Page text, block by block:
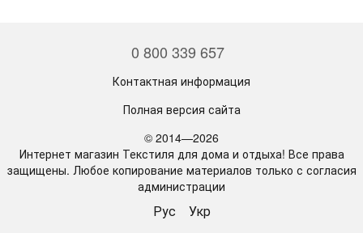
0 800 339 657
Контактная информация
Полная версия сайта
© 2014—2026
Интернет магазин Текстиля для дома и отдыха! Все права
защищены. Любое копирование материалов только с согласия
администрации
Рус Укр